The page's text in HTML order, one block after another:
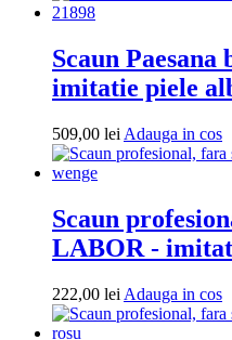
piele
negru/bordoScaun
imitatie piele
509,00 lei Adauga in cos
Scaun
LABOR -
222,00 lei Adauga in cos